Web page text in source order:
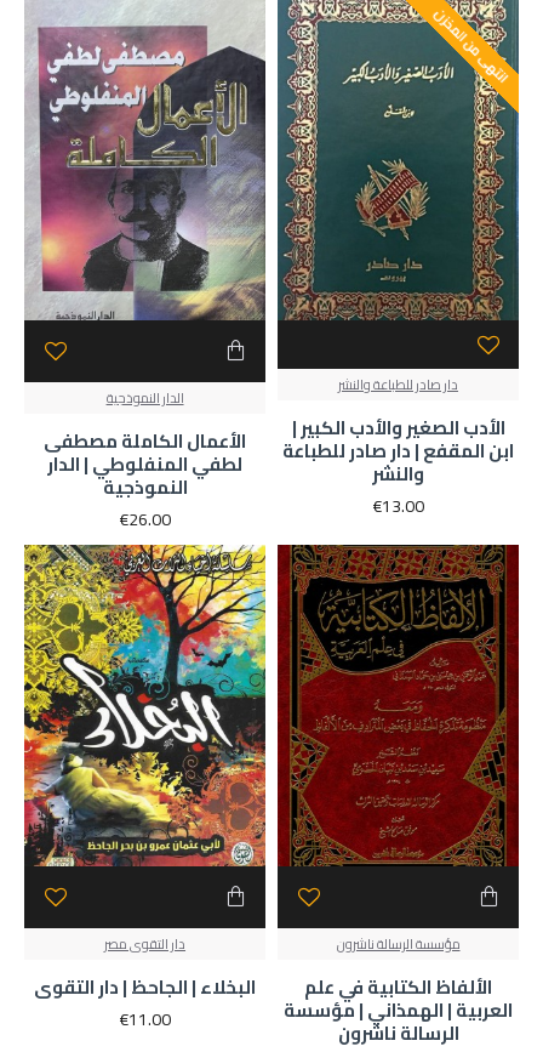
انتهى من المخزن
دار صادر للطباعة والنشر
الأدب الصغير والأدب الكبير |
ابن المقفع | دار صادر للطباعة
والنشر
€13.00
الدار النموذجية
الأعمال الكاملة مصطفى
لطفي المنفلوطي | الدار
النموذجية
€26.00
مؤسسة الرسالة ناشرون
الألفاظ الكتابية في علم
العربية | الهمذاني | مؤسسة
الرسالة ناشرون
دار التقوى مصر
البخلاء | الجاحظ | دار التقوى
€11.00